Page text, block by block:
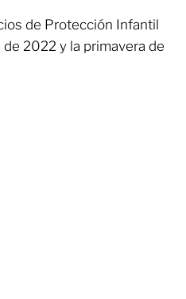
de Protección Infantil
2022 y la primavera de